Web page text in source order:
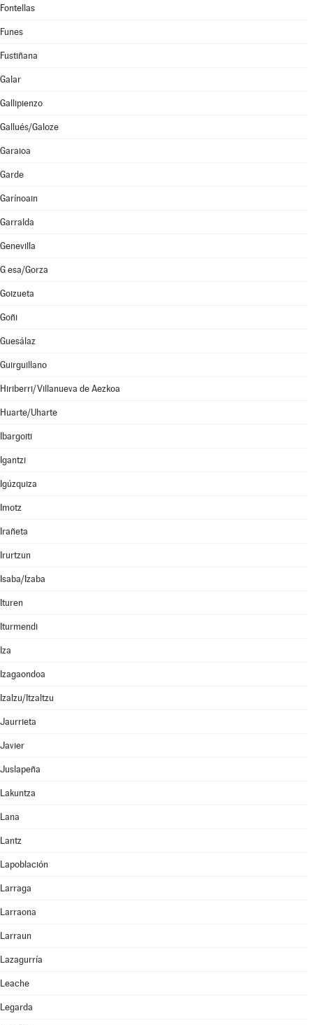
Fontellas
Funes
Fustiñana
Galar
Gallipienzo
Gallués/Galoze
Garaioa
Garde
Garínoain
Garralda
Genevilla
G esa/Gorza
Goizueta
Goñi
Guesálaz
Guirguillano
Hiriberri/Villanueva de Aezkoa
Huarte/Uharte
Ibargoiti
Igantzi
Igúzquiza
Imotz
Irañeta
Irurtzun
Isaba/Izaba
Ituren
Iturmendi
Iza
Izagaondoa
Izalzu/Itzaltzu
Jaurrieta
Javier
Juslapeña
Lakuntza
Lana
Lantz
Lapoblación
Larraga
Larraona
Larraun
Lazagurría
Leache
Legarda